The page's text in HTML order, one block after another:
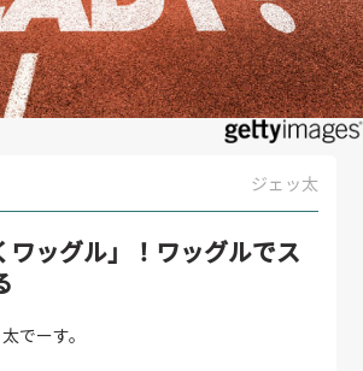
ジェッ太
ワッグル」！ワッグルでス
でーす。